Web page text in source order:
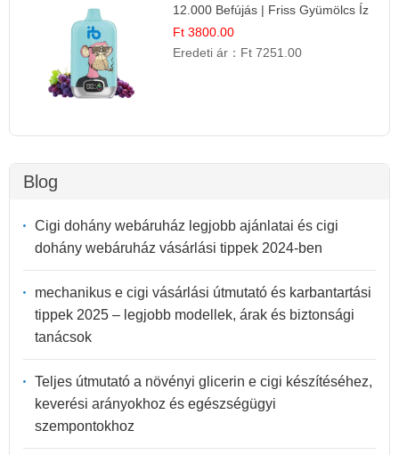
12.000 Befújás | Friss Gyümölcs Íz
Ft 3800.00
Eredeti ár： Ft 7251.00
Blog
Cigi dohány webáruház legjobb ajánlatai és cigi
dohány webáruház vásárlási tippek 2024-ben
mechanikus e cigi vásárlási útmutató és karbantartási
tippek 2025 – legjobb modellek, árak és biztonsági
tanácsok
Teljes útmutató a növényi glicerin e cigi készítéséhez,
keverési arányokhoz és egészségügyi
szempontokhoz